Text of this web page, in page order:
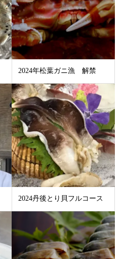
2024年松葉ガニ漁 解禁
2024丹後とり貝フルコース